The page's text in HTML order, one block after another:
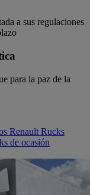
a sus regulaciones
para la paz de la
Renault Rucks
de ocasión